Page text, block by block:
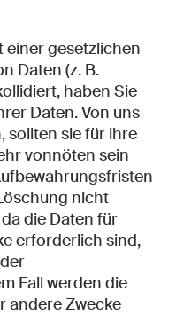
einer gesetzlichen
Daten (z. B.
haben Sie
Daten. Von uns
sollten sie für ihre
vonnöten sein
nicht
die Daten für
erforderlich sind,
Fall werden die
andere Zwecke